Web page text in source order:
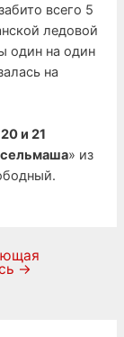
всего 5
ледовой
один на один
на
20 и 21
» из
→